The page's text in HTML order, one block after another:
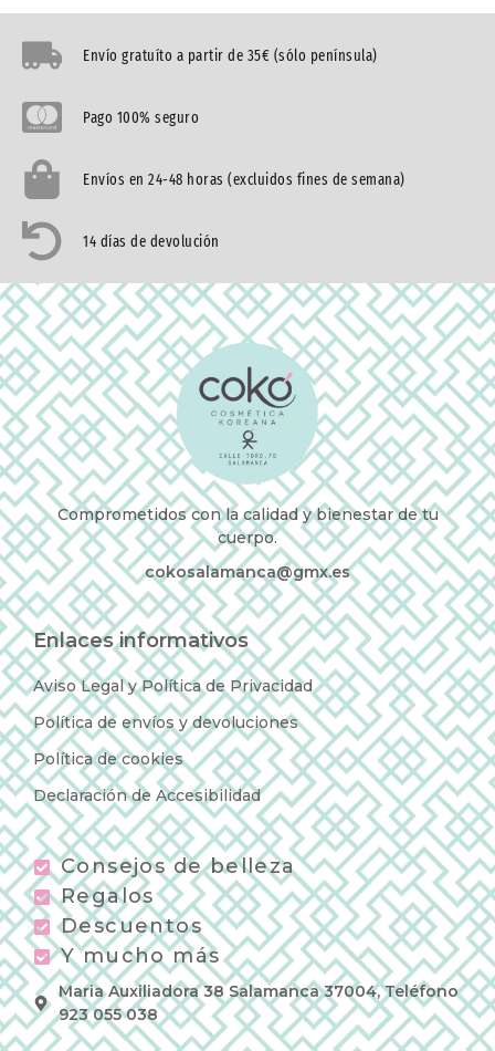
Envío gratuíto a partir de 35€ (sólo península)
Pago 100% seguro
Envíos en 24-48 horas (excluidos fines de semana)
14 días de devolución
Comprometidos con la calidad y bienestar de tu
cuerpo.
cokosalamanca@gmx.es
Enlaces informativos
Aviso Legal y Política de Privacidad
Política de envíos y devoluciones
Política de cookies
Declaración de Accesibilidad
Consejos de belleza
Regalos
Descuentos
Y mucho más
Maria Auxiliadora 38 Salamanca 37004, Teléfono
923 055 038